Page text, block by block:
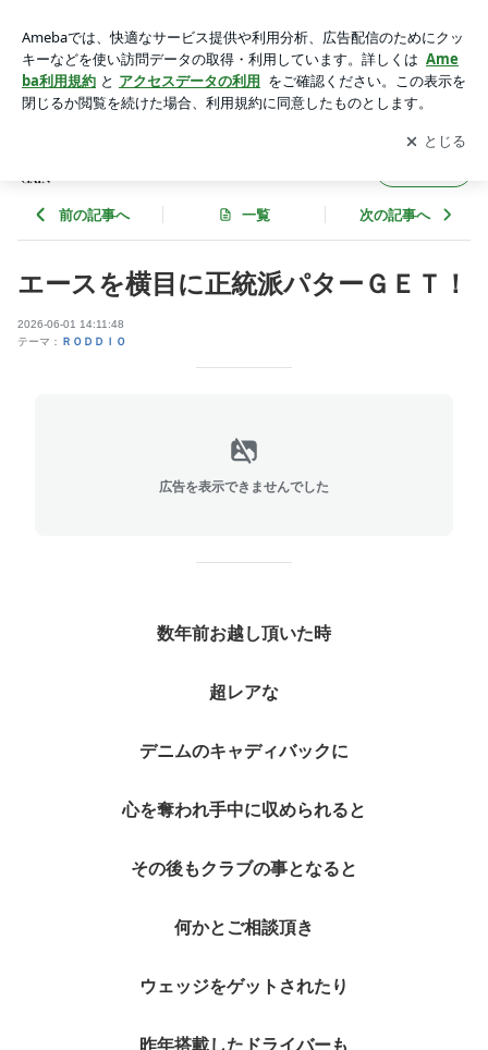
アプリをダウンロードして ブログの更新通知
を受け取りまし
ょう。
開く
前の記事へ 一覧 次の記事へ
エースを横目に正統派パターＧＥＴ！
2026-06-01 14:11:48
テーマ： ＲＯＤＤＩＯ
広告を表示できませんでした
数年前お越し頂いた時
超レアな
デニムのキャディバックに
心を奪われ手中に収められると
その後もクラブの事となると
何かとご相談頂き
ウェッジをゲットされたり
昨年搭載したドライバーも